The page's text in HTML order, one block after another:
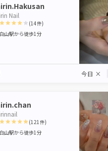
Nail
1 2 3 4 5
(14件)
白山駅から徒歩1分
今日 ×
1 2 3 4 5
(121 件)
白山駅から徒歩1分